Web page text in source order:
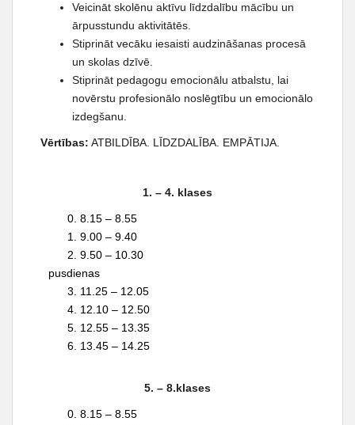
Veicināt skolēnu aktīvu līdzdalību mācību un
ārpusstundu aktivitātēs.
Stiprināt vecāku iesaisti audzināšanas procesā
un skolas dzīvē.
Stiprināt pedagogu emocionālu atbalstu, lai
novērstu profesionālo noslēgtību un emocionālo
izdegšanu.
Vērtības: ATBILDĪBA. LĪDZDALĪBA. EMPĀTIJA.
1. – 4. klases
0. 8.15 – 8.55
1. 9.00 – 9.40
2. 9.50 – 10.30
pusdienas
3. 11.25 – 12.05
4. 12.10 – 12.50
5. 12.55 – 13.35
6. 13.45 – 14.25
5. – 8.klases
0. 8.15 – 8.55